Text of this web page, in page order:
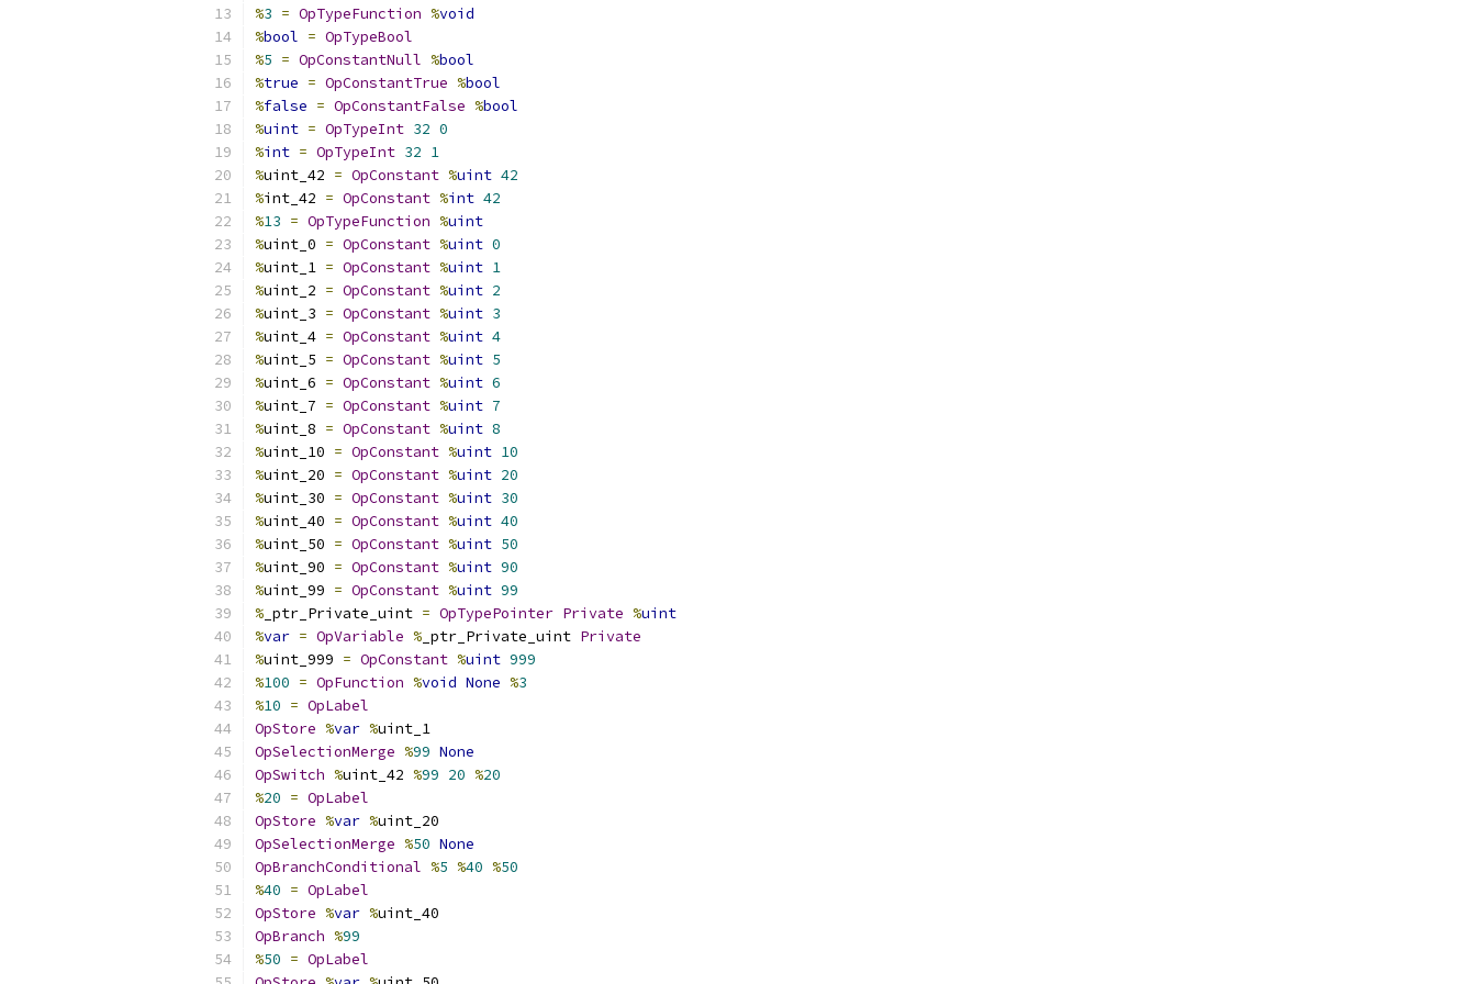
%3 = OpTypeFunction %void
%bool = OpTypeBool
%5 = OpConstantNull %bool
%true = OpConstantTrue %bool
%false = OpConstantFalse %bool
%uint = OpTypeInt 32 0
%int = OpTypeInt 32 1
%uint_42 = OpConstant %uint 42
%int_42 = OpConstant %int 42
%13 = OpTypeFunction %uint
%uint_0 = OpConstant %uint 0
%uint_1 = OpConstant %uint 1
%uint_2 = OpConstant %uint 2
%uint_3 = OpConstant %uint 3
%uint_4 = OpConstant %uint 4
%uint_5 = OpConstant %uint 5
%uint_6 = OpConstant %uint 6
%uint_7 = OpConstant %uint 7
%uint_8 = OpConstant %uint 8
%uint_10 = OpConstant %uint 10
%uint_20 = OpConstant %uint 20
%uint_30 = OpConstant %uint 30
%uint_40 = OpConstant %uint 40
%uint_50 = OpConstant %uint 50
%uint_90 = OpConstant %uint 90
%uint_99 = OpConstant %uint 99
% _ptr_Private_uint = OpTypePointer Private %uint
%var = OpVariable % _ptr_Private_uint Private
%uint_999 = OpConstant %uint 999
%100 = OpFunction %void None %3
%10 = OpLabel
OpStore %var %uint_1
OpSelectionMerge %99 None
OpSwitch %uint_42 %99 20 %20
%20 = OpLabel
OpStore %var %uint_20
OpSelectionMerge %50 None
OpBranchConditional %5 %40 %50
%40 = OpLabel
OpStore %var %uint_40
OpBranch %99
%50 = OpLabel